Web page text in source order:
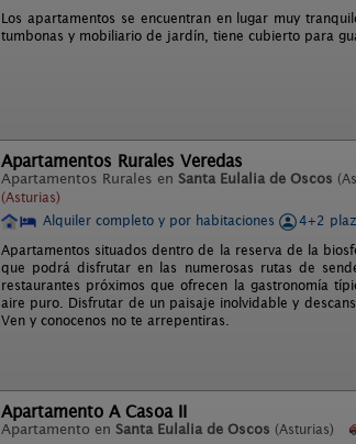
Los apartamentos se encuentran en lugar muy
tumbonas y mobiliario de jardín, tiene cubierto para
Apartamentos Rurales Veredas
Apartamentos Rurales en Santa Eulalia de Oscos
(Asturias)
Alquiler completo y por habitaciones 4+2
Apartamentos situados dentro de la reserva de la
que podrá disfrutar en las numerosas rutas de
restaurantes próximos que ofrecen la gastronomía
aire puro. Disfrutar de un paisaje inolvidable y
Ven y conocenos no te arrepentiras.
Apartamento A Casoa II
Apartamento en Santa Eulalia de Oscos (Asturias)